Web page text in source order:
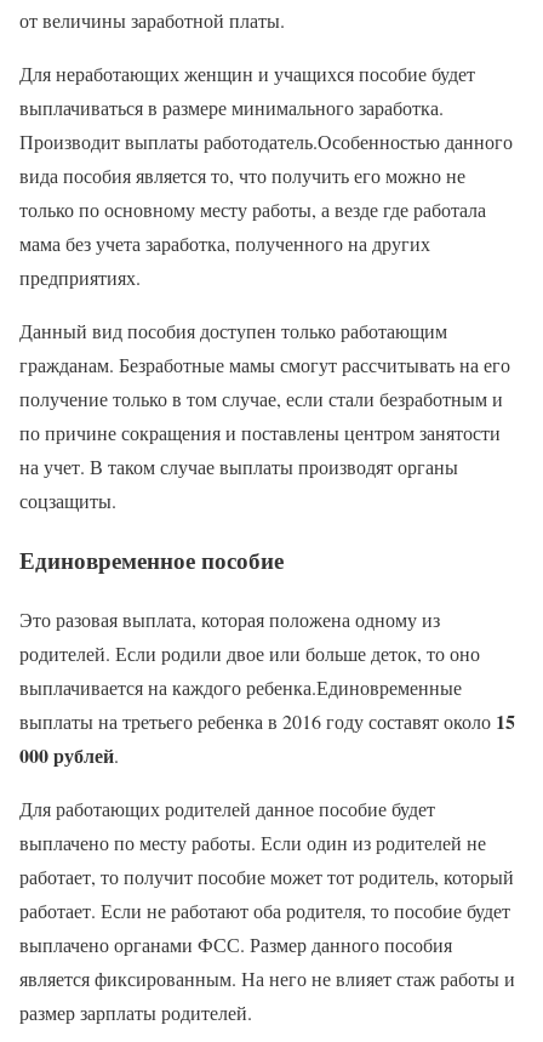
от величины заработной платы.
Для неработающих женщин и учащихся пособие будет
выплачиваться в размере минимального заработка.
Производит выплаты работодатель.Особенностью данного
вида пособия является то, что получить его можно не
только по основному месту работы, а везде где работала
мама без учета заработка, полученного на других
предприятиях.
Данный вид пособия доступен только работающим
гражданам. Безработные мамы смогут рассчитывать на его
получение только в том случае, если стали безработным и
по причине сокращения и поставлены центром занятости
на учет. В таком случае выплаты производят органы
соцзащиты.
Единовременное пособие
Это разовая выплата, которая положена одному из
родителей. Если родили двое или больше деток, то оно
выплачивается на каждого ребенка.Единовременные
выплаты на третьего ребенка в 2016 году составят около 15
000 рублей.
Для работающих родителей данное пособие будет
выплачено по месту работы. Если один из родителей не
работает, то получит пособие может тот родитель, который
работает. Если не работают оба родителя, то пособие будет
выплачено органами ФСС. Размер данного пособия
является фиксированным. На него не влияет стаж работы и
размер зарплаты родителей.